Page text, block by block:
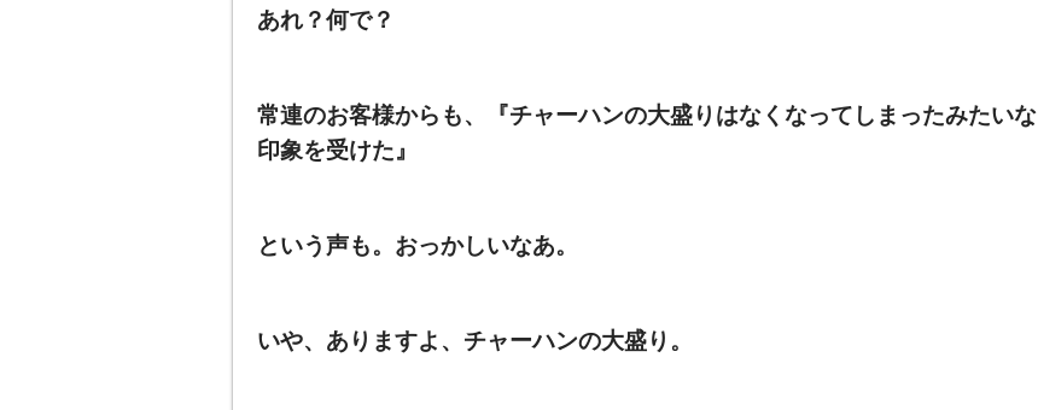
あれ？何で？
常連のお客様からも、『チャーハンの大盛りはなくなってしまったみたいな
印象を受けた』
という声も。おっかしいなあ。
いや、ありますよ、チャーハンの大盛り。